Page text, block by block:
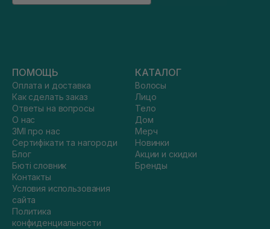
ПОМОЩЬ
Оплата и доставка
Как сделать заказ
Ответы на вопросы
О нас
ЗМІ про нас
Сертифікати та нагороди
Блог
Бюті словник
Контакты
Условия использования
сайта
Политика
конфиденциальности
КАТАЛОГ
Волосы
Лицо
Тело
Дом
Мерч
Новинки
Акции и скидки
Бренды